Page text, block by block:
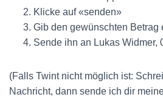
Klicke auf «senden»
Gib den gewünschten Betrag
Sende ihn an Lukas Widmer,
(Falls Twint nicht möglich ist:
Nachricht, dann sende ich dir